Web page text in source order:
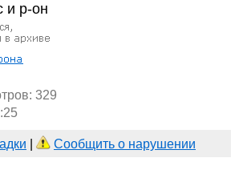
и р-он
329
Сообщить о нарушении